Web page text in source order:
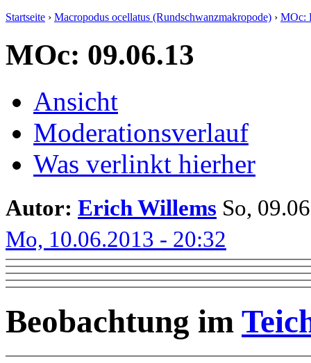
Startseite › Macropodus ocellatus (Rundschwanzmakropode) › MOc:
MOc: 09.06.13
Ansicht
Moderationsverlauf
Was verlinkt hierher
Autor: Erich Willems So,
Mo, 10.06.2013 - 20:32
Beobachtung im